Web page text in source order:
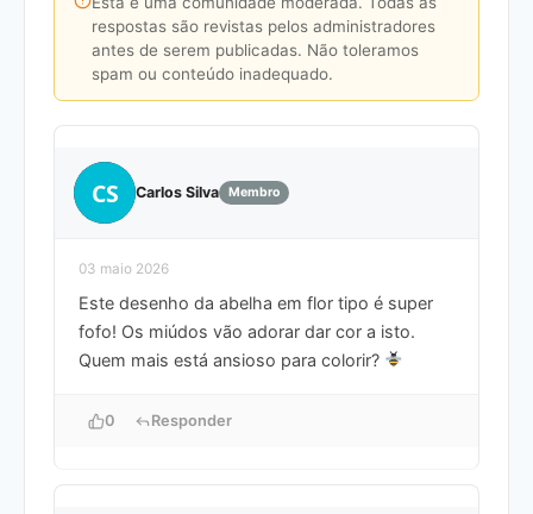
respostas são revistas pelos administradores
antes de serem publicadas. Não toleramos
spam ou conteúdo inadequado.
CS Carlos Silva Membro
03 maio 2026
Este desenho da abelha em flor tipo é super
fofo! Os miúdos vão adorar dar cor a isto.
Quem mais está ansioso para colorir?
0 Responder